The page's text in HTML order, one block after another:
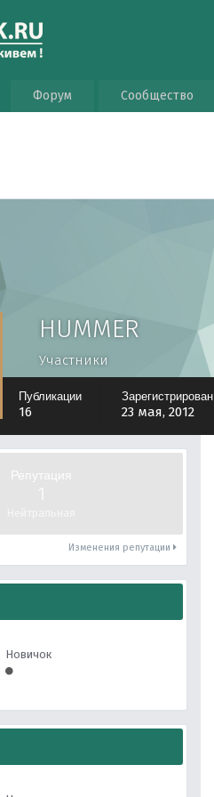
Форум Сообщество
HUMMER
Участники
Публикации
16
Зарегистрирован
23 мая, 2012
Репутация
Изменения репутации
Новичок